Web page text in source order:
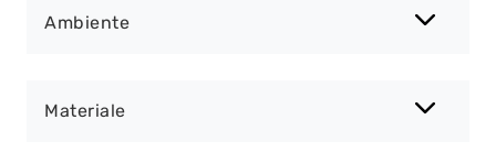
Ambiente
Materiale